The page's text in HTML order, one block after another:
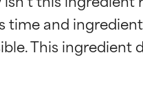
time and